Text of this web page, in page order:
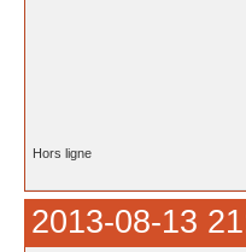
Hors ligne
2013-08-13